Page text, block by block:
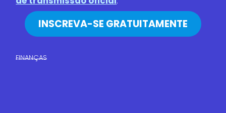
INSCREVA-SE GRATUITAMENTE
FINANÇAS​